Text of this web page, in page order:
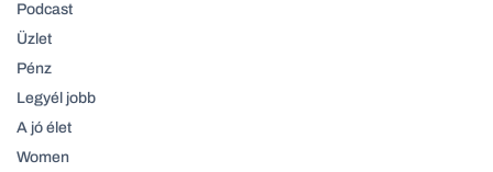
Podcast
Üzlet
Pénz
Legyél jobb
A jó élet
Women